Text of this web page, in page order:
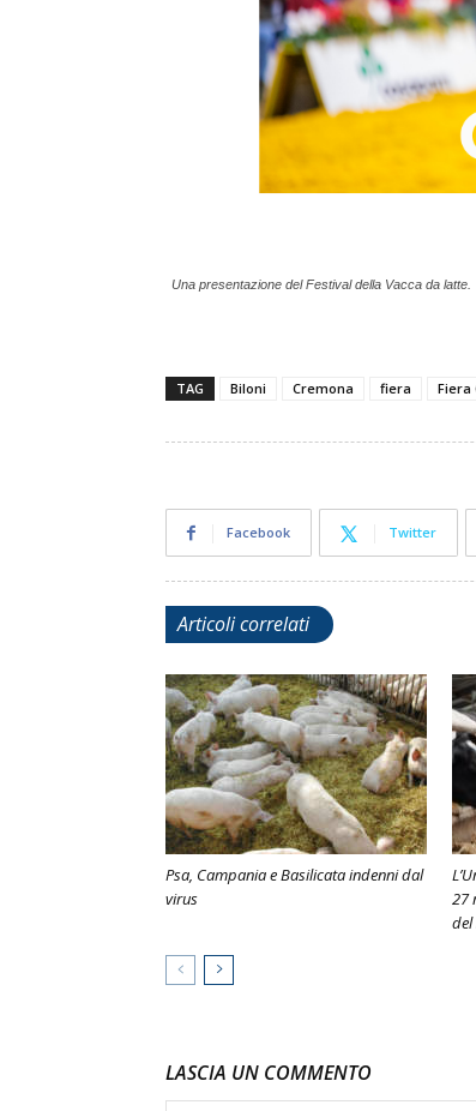
Una presentazione del Festival della Vacca da latte.
TAG Biloni Cremona fiera Fiera
Facebook Twitter
Articoli correlati
Psa, Campania e Basilicata indenni dal
virus
27
del
LASCIA UN COMMENTO